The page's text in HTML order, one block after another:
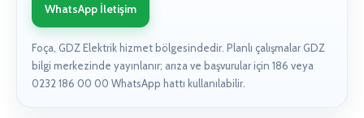
WhatsApp İletişim
Foça, GDZ Elektrik hizmet bölgesindedir. Planlı çalışmalar GDZ
bilgi merkezinde yayınlanır; arıza ve başvurular için 186 veya
0232 186 00 00 WhatsApp hattı kullanılabilir.